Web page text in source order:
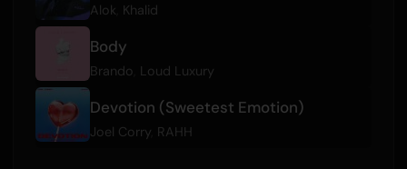
Alok Khalid
Body
Brando Loud Luxury
Devotion (Sweetest Emotion)
Joel Corry, RAHH